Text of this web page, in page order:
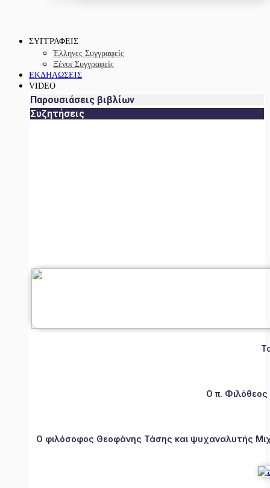
ΣΥΓΓΡΑΦΕΙΣ
Έλληνες Συγγραφείς
Ξένοι Συγγραφείς
ΕΚΔΗΛΩΣΕΙΣ
VIDEO
Παρουσιάσεις βιβλίων
Συζητήσεις
Ο π.
Ο φιλόσοφος Θεοφάνης Τάσης και ψυχαναλυτής